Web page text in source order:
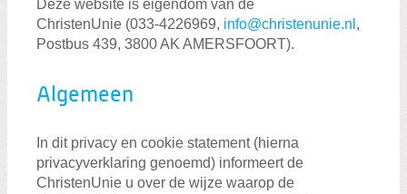
Zoeken:
Deze website is eigendom van de
ChristenUnie (033-4226969, info@christenunie.nl ,
Postbus 439, 3800 AK AMERSFOORT).
Algemeen
In dit privacy en cookie statement (hierna
privacyverklaring genoemd) informeert de
ChristenUnie u over de wijze waarop de